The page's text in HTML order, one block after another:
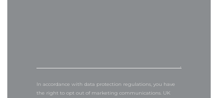
In accordance with data protection regulations, you have
the right to opt out of marketing communications. UK